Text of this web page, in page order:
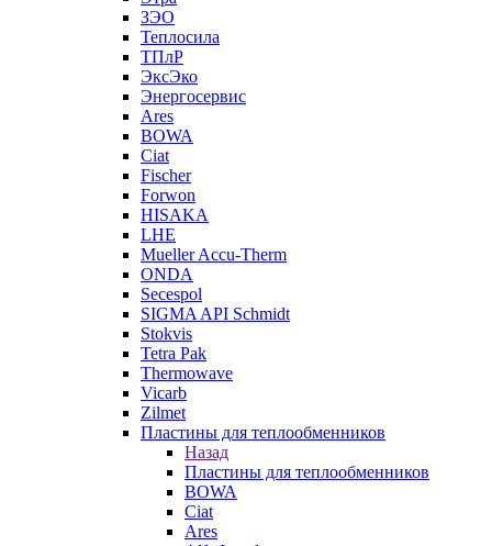
ЗЭО
Теплосила
ТПлР
ЭксЭко
Энергосервис
Ares
BOWA
Ciat
Fischer
Forwon
HISAKA
LHE
Mueller Accu-Therm
ONDA
Secespol
SIGMA API Schmidt
Stokvis
Tetra Pak
Thermowave
Vicarb
Zilmet
Пластины для теплообменников
Назад
Пластины для теплообменников
BOWA
Ciat
Ares